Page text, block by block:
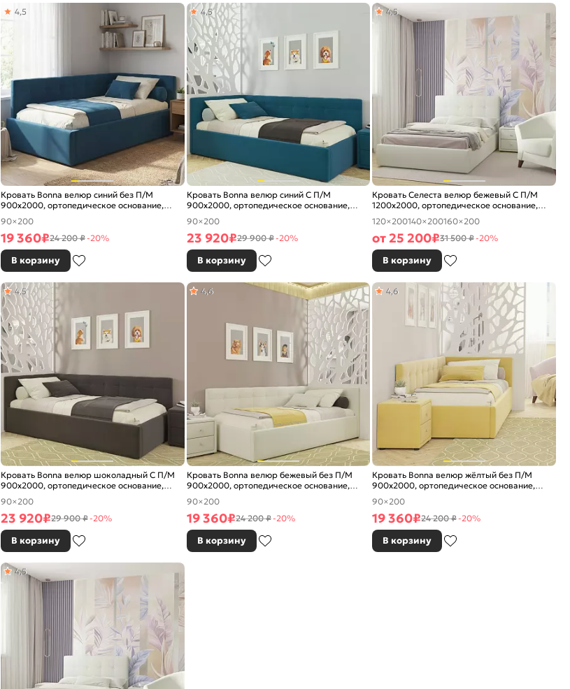
Кровать Bonna велюр синий без П/М
900x2000, ортопедическое основание,
изголовье мягкое
4,5
90×200
19 360₽24 200 ₽-20%
В корзину
Кровать Bonna велюр синий С П/М
900x2000, ортопедическое основание,
изголовье мягкое
4,5
90×200
23 920₽29 900 ₽-20%
В корзину
Кровать Селеста велюр бежевый С П/М
1200x2000, ортопедическое основание,
изголовье мягкое
4,5
120×200140×200160×200
от 25 200₽31 500 ₽-20%
В корзину
Кровать Bonna велюр шоколадный С П/М
900x2000, ортопедическое основание,
изголовье мягкое
4,5
90×200
23 920₽29 900 ₽-20%
В корзину
Кровать Bonna велюр бежевый без П/М
900x2000, ортопедическое основание,
изголовье мягкое
4,6
90×200
19 360₽24 200 ₽-20%
В корзину
Кровать Bonna велюр жёлтый без П/М
900x2000, ортопедическое основание,
изголовье мягкое
4,6
90×200
19 360₽24 200 ₽-20%
В корзину
4,5